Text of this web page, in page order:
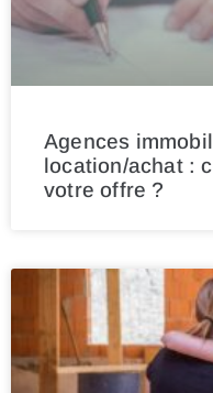
Agences
location/achat :
votre offre ?